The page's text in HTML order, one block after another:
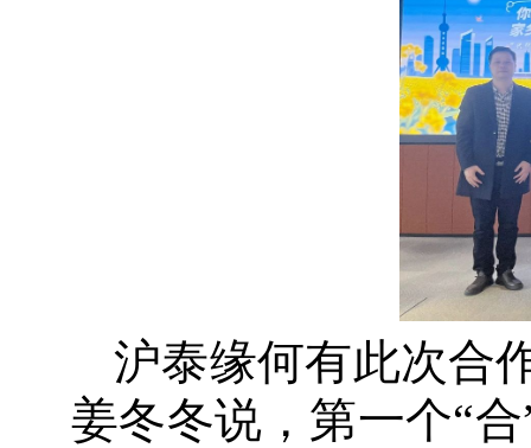
沪泰缘何有此次合
姜冬冬说，第一个“